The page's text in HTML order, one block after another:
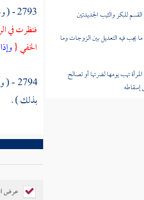
للبكر والثيب الجديدتين
يجب فيه التعديل بين الزوجات وما
تهب يومها لضرتها أو تصالح
إسقاطه
2793 - ( وعن
فنظرت في
الخفي {
2794 - ( وعن
بذلك ) .
عرض